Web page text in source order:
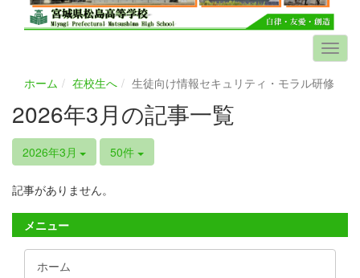
ホーム 在校生へ 生徒向け情報セキュリティ・モラル研修
2026年3月の記事一覧
2026年3月 50件
記事がありません。
メニュー
ホーム